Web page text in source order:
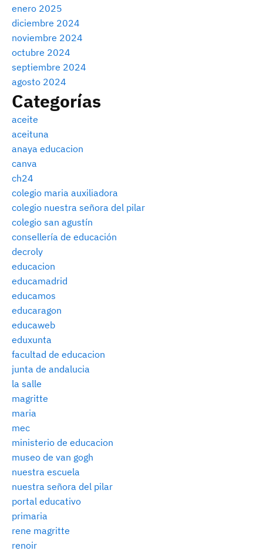
enero 2025
diciembre 2024
noviembre 2024
octubre 2024
septiembre 2024
agosto 2024
Categorías
aceite
aceituna
anaya educacion
canva
ch24
colegio maria auxiliadora
colegio nuestra señora del pilar
colegio san agustín
consellería de educación
decroly
educacion
educamadrid
educamos
educaragon
educaweb
eduxunta
facultad de educacion
junta de andalucia
la salle
magritte
maria
mec
ministerio de educacion
museo de van gogh
nuestra escuela
nuestra señora del pilar
portal educativo
primaria
rene magritte
renoir